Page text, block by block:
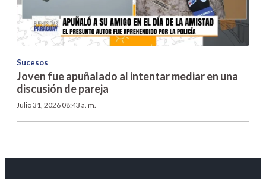
Sucesos
Joven fue apuñalado al intentar mediar en una
discusión de pareja
Julio 31, 2026 08:43 a. m.